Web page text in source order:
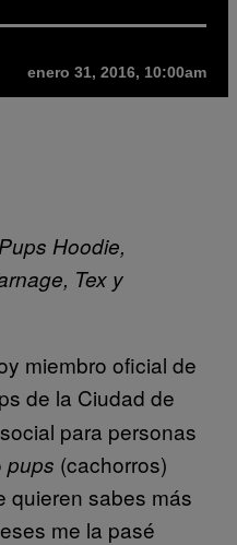
enero 31, 2016, 10:00am
Hoodie,
Tex y
miembro oficial de
de la Ciudad de
para personas
pups (cachorros)
quieren sabes más
me la pasé